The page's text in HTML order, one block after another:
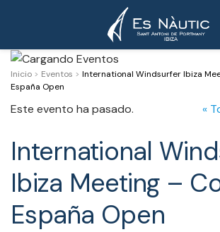
Inicio > Eventos > International Windsurfer Ibiza
España Open
«
Este evento ha pasado.
International
Ibiza Meeting –
España Open